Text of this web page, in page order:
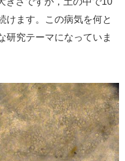
けます。この病気を何と
研究テーマになっていま